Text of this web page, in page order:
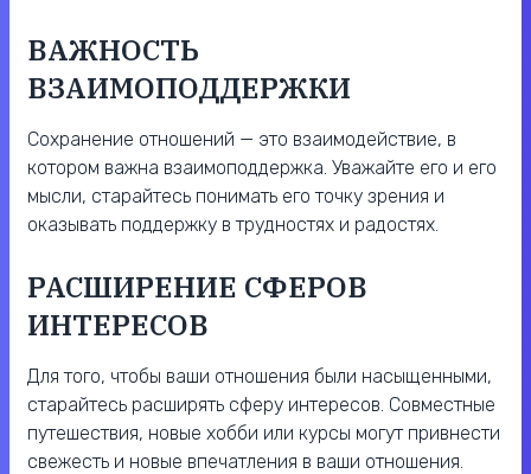
ВАЖНОСТЬ
ВЗАИМОПОДДЕРЖКИ
Сохранение отношений — это взаимодействие, в
котором важна взаимоподдержка. Уважайте его и его
мысли, старайтесь понимать его точку зрения и
оказывать поддержку в трудностях и радостях.
РАСШИРЕНИЕ СФЕРОВ
ИНТЕРЕСОВ
Для того, чтобы ваши отношения были насыщенными,
старайтесь расширять сферу интересов. Совместные
путешествия, новые хобби или курсы могут привнести
свежесть и новые впечатления в ваши отношения.